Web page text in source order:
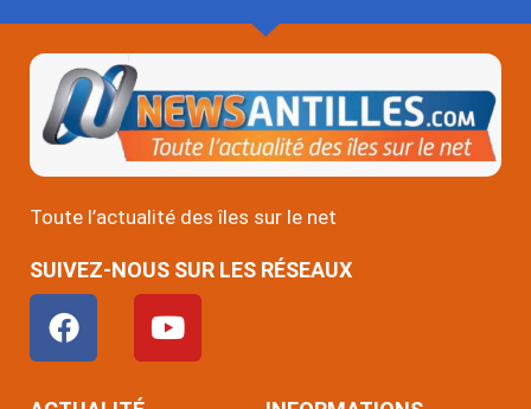
Toute l’actualité des îles sur le net
SUIVEZ-NOUS SUR LES RÉSEAUX
F
a
c
e
Y
o
u